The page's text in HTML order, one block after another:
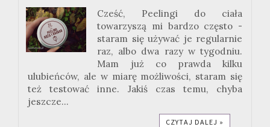
Cześć, Peelingi do ciała
towarzyszą mi bardzo często -
staram się używać je regularnie
raz, albo dwa razy w tygodniu.
Mam już co prawda kilku
ulubieńców, ale w miarę możliwości, staram się
też testować inne. Jakiś czas temu, chyba
jeszcze...
CZYTAJ DALEJ »